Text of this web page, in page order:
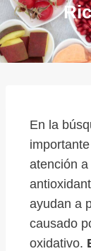
En la
atención
ayudan a
causado
oxidativo.